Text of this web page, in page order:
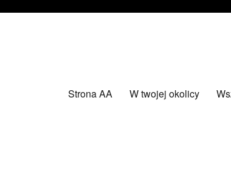
Strona AA W twojej okolicy